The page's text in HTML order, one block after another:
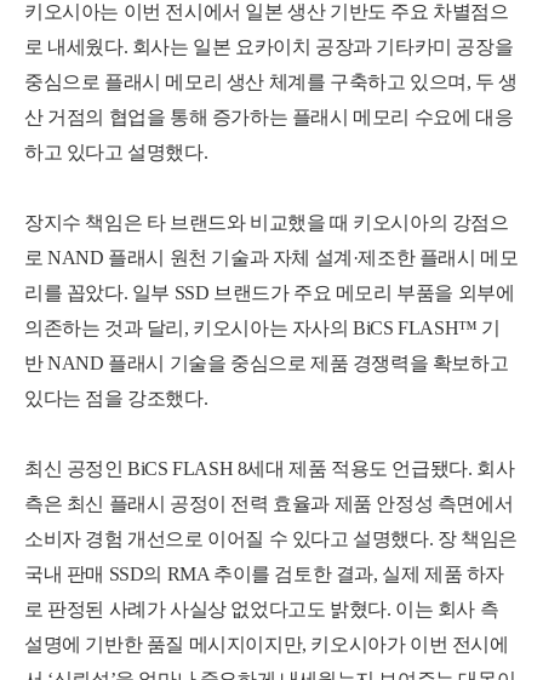
키오시아는 이번 전시에서 일본 생산 기반도 주요 차별점으
로 내세웠다. 회사는 일본 요카이치 공장과 기타카미 공장을
중심으로 플래시 메모리 생산 체계를 구축하고 있으며, 두 생
산 거점의 협업을 통해 증가하는 플래시 메모리 수요에 대응
하고 있다고 설명했다.
장지수 책임은 타 브랜드와 비교했을 때 키오시아의 강점으
로 NAND 플래시 원천 기술과 자체 설계·제조한 플래시 메모
리를 꼽았다. 일부 SSD 브랜드가 주요 메모리 부품을 외부에
의존하는 것과 달리, 키오시아는 자사의 BiCS FLASH™ 기
반 NAND 플래시 기술을 중심으로 제품 경쟁력을 확보하고
있다는 점을 강조했다.
최신 공정인 BiCS FLASH 8세대 제품 적용도 언급됐다. 회사
측은 최신 플래시 공정이 전력 효율과 제품 안정성 측면에서
소비자 경험 개선으로 이어질 수 있다고 설명했다. 장 책임은
국내 판매 SSD의 RMA 추이를 검토한 결과, 실제 제품 하자
로 판정된 사례가 사실상 없었다고도 밝혔다. 이는 회사 측
설명에 기반한 품질 메시지이지만, 키오시아가 이번 전시에